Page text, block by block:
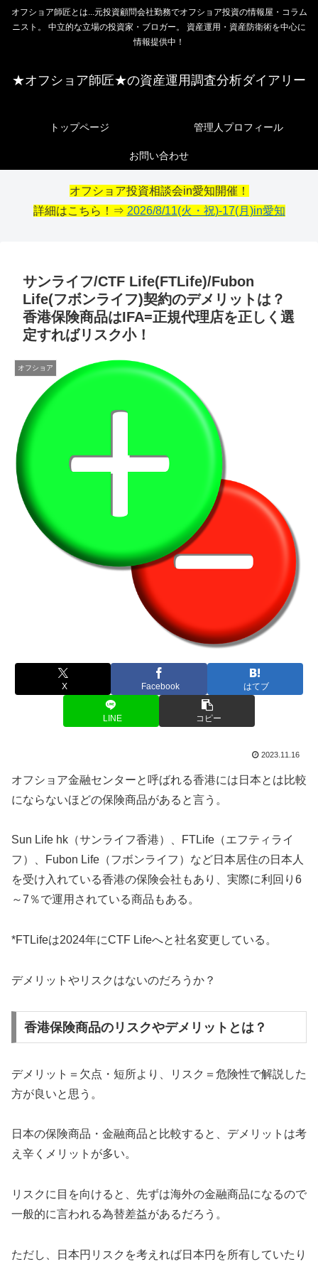
オフショア師匠とは...元投資顧問会社勤務でオフショア投資の情報屋・コラム
ニスト。 中立的な立場の投資家・ブロガー。 資産運用・資産防衛術を中心に
情報提供中！
★オフショア師匠★の資産運用調査分析ダイアリー
トップページ 管理人プロフィール
お問い合わせ
オフショア投資相談会in愛知開催！
詳細はこちら！⇒ 2026/8/11(火・祝)-17(月)in愛知
サンライフ/CTF Life(FTLife)/Fubon
Life(フボンライフ)契約のデメリットは？
香港保険商品はIFA=正規代理店を正しく選
定すればリスク小！
オフショア
X Facebook はてブ
LINE コピー
2023.11.16
オフショア金融センターと呼ばれる香港には日本とは比較
にならないほどの保険商品があると言う。
Sun Life hk（サンライフ香港）、FTLife（エフティライ
フ）、Fubon Life（フボンライフ）など日本居住の日本人
を受け入れている香港の保険会社もあり、実際に利回り6
～7％で運用されている商品もある。
*FTLifeは2024年にCTF Lifeへと社名変更している。
デメリットやリスクはないのだろうか？
香港保険商品のリスクやデメリットとは？
デメリット＝欠点・短所より、リスク＝危険性で解説した
方が良いと思う。
日本の保険商品・金融商品と比較すると、デメリットは考
え辛くメリットが多い。
リスクに目を向けると、先ずは海外の金融商品になるので
一般的に言われる為替差益があるだろう。
ただし、日本円リスクを考えれば日本円を所有していたり